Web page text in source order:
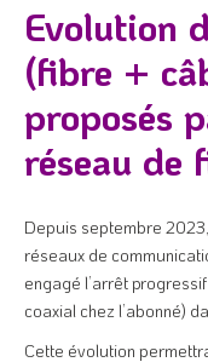
Evolution
(fibre +
proposés
réseau de
Depuis septembre
réseaux de
engagé l’arrêt
coaxial chez l’abonné)
Cette évolution